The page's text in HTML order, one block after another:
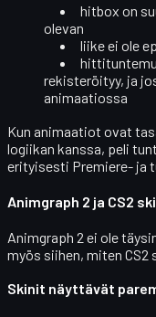
hitbox on
olevan
liike ei ole
rekisteröityy, ja
animaatiossa
Kun animaatiot ovat
logiikan kanssa, peli
erityisesti Premiere- ja
Animgraph 2 ja CS2
Animgraph 2 ei ole
myös siihen, miten CS2
Skinit näyttävät